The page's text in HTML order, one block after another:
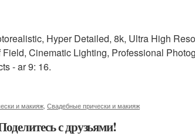
Hyper Detailed, 8k, Ultra High
Cinematic Lighting, Professional
- ar 9: 16.
и макияж Свадебные прически и макияж
с друзьями!